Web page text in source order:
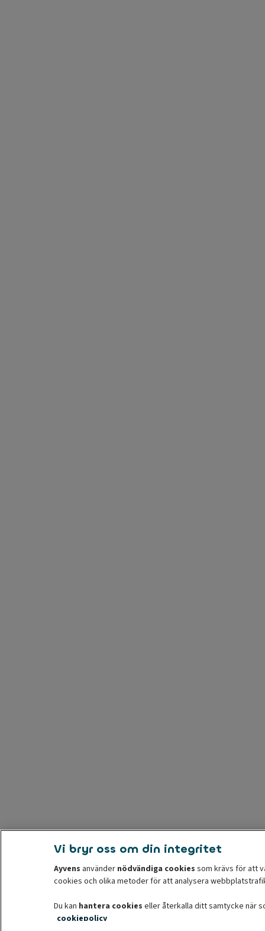
Vi bryr oss om din integritet
Ayvens använder nödvändiga cookies som krävs för att
cookies och olika metoder för att analysera
Du kan hantera cookies eller återkalla ditt samtycke när
cookiepolicy